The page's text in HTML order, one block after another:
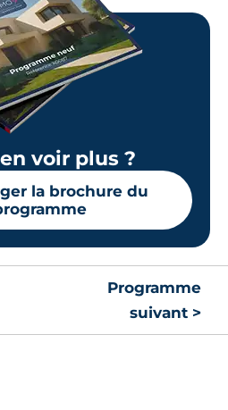
voir plus ?
la brochure du
Programme
suivant >